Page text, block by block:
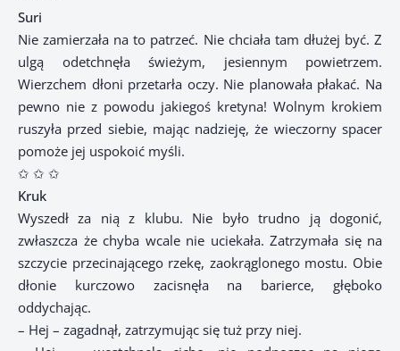
Suri
Nie zamierzała na to patrzeć. Nie chciała tam dłużej być. Z
ulgą odetchnęła świeżym, jesiennym powietrzem.
Wierzchem dłoni przetarła oczy. Nie planowała płakać. Na
pewno nie z powodu jakiegoś kretyna! Wolnym krokiem
ruszyła przed siebie, mając nadzieję, że wieczorny spacer
pomoże jej uspokoić myśli.
✩ ✩ ✩
Kruk
Wyszedł za nią z klubu. Nie było trudno ją dogonić,
zwłaszcza że chyba wcale nie uciekała. Zatrzymała się na
szczycie przecinającego rzekę, zaokrąglonego mostu. Obie
dłonie kurczowo zacisnęła na barierce, głęboko
oddychając.
– Hej – zagadnął, zatrzymując się tuż przy niej.